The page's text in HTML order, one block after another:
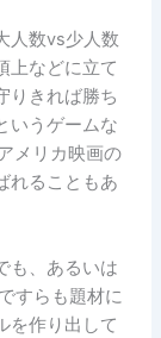
人数vs少人数
上などに立て
りきれば勝ち
いうゲームな
メリカ映画の
れることもあ
も、あるいは
すらも題材に
を作り出して